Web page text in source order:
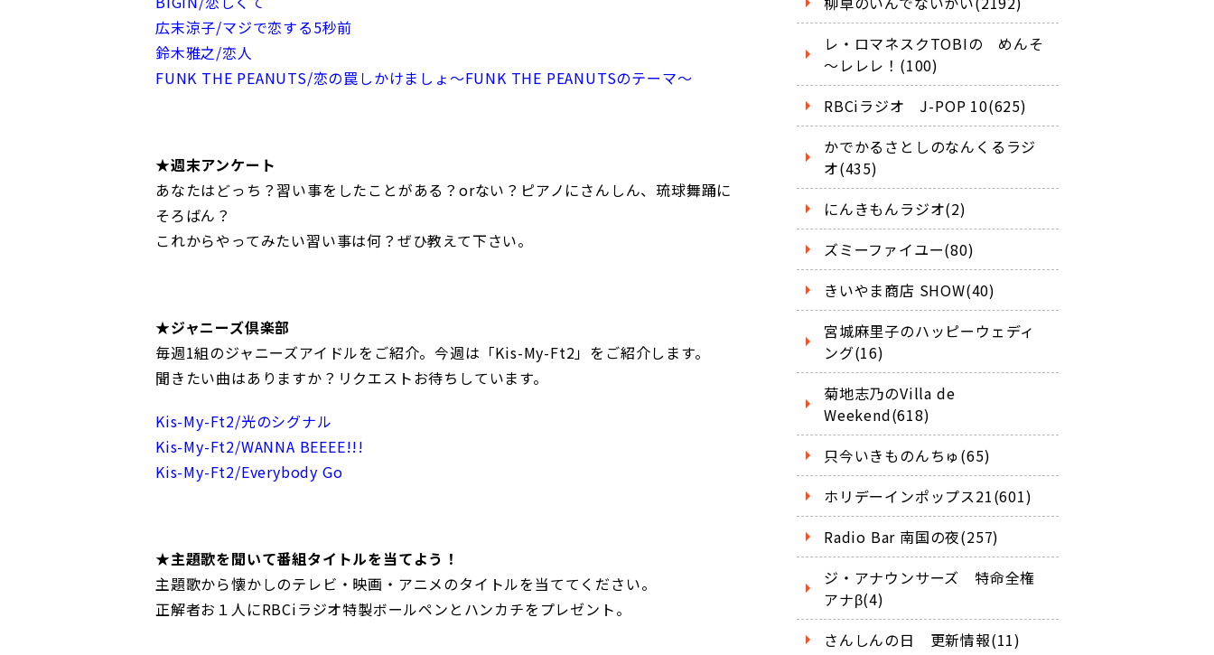
広末涼子/マジで恋する5秒前
鈴木雅之/恋人
FUNK THE PEANUTS/恋の罠しかけましょ～FUNK THE PEANUTSのテーマ～
★週末アンケート
あなたはどっち？習い事をしたことがある？orない？ピアノにさんしん、琉球舞踊に
そろばん？
これからやってみたい習い事は何？ぜひ教えて下さい。
★ジャニーズ倶楽部
毎週1組のジャニーズアイドルをご紹介。今週は「Kis-My-Ft2」をご紹介します。
聞きたい曲はありますか？リクエストお待ちしています。
Kis-My-Ft2/光のシグナル
Kis-My-Ft2/WANNA BEEEE!!!
Kis-My-Ft2/Everybody Go
★主題歌を聞いて番組タイトルを当てよう！
主題歌から懐かしのテレビ・映画・アニメのタイトルを当ててください。
正解者お１人にRBCiラジオ特製ボールペンとハンカチをプレゼント。
レ・ロマネスクTOBIの めんそ
～レレレ！(100)
RBCiラジオ J-POP 10(625)
かでかるさとしのなんくるラジ
オ(435)
にんきもんラジオ(2)
ズミーファイユー(80)
きいやま商店 SHOW(40)
宮城麻里子のハッピーウェディ
ング(16)
菊地志乃のVilla de
Weekend(618)
只今いきものんちゅ(65)
ホリデーインポップス21(601)
Radio Bar 南国の夜(257)
ジ・アナウンサーズ 特命全権
アナβ(4)
さんしんの日 更新情報(11)